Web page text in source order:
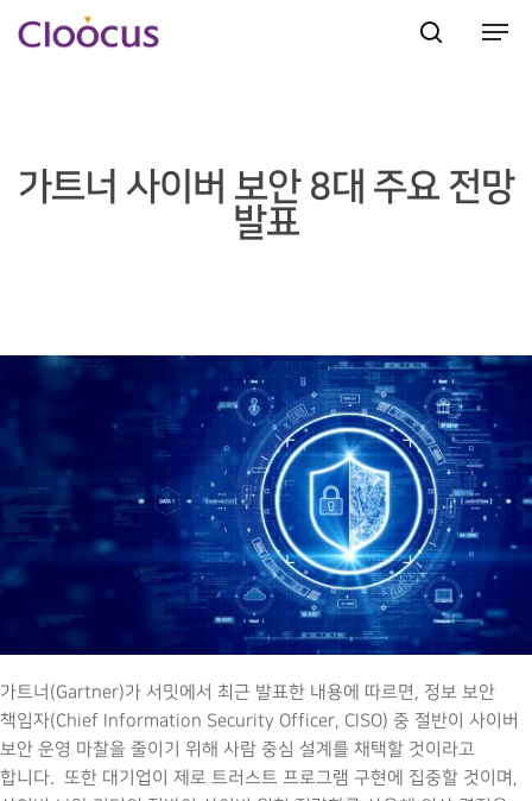
가트너 사이버 보안 8대 주요 전망
발표
가트너(Gartner)가 서밋에서 최근 발표한 내용에 따르면, 정보 보안
책임자(Chief Information Security Officer, CISO) 중 절반이 사이버
보안 운영 마찰을 줄이기 위해 사람 중심 설계를 채택할 것이라고
합니다. 또한 대기업이 제로 트러스트 프로그램 구현에 집중할 것이며,